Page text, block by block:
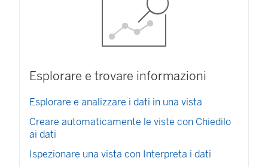
Esplorare e trovare informazioni
Esplorare e analizzare i dati in una vista
Creare automaticamente le viste con Chiedilo
ai dati
Ispezionare una vista con Interpreta i dati